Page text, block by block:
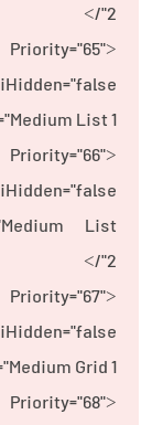
2"/>
List 1"/>
List
2"/>
Grid 1"/>